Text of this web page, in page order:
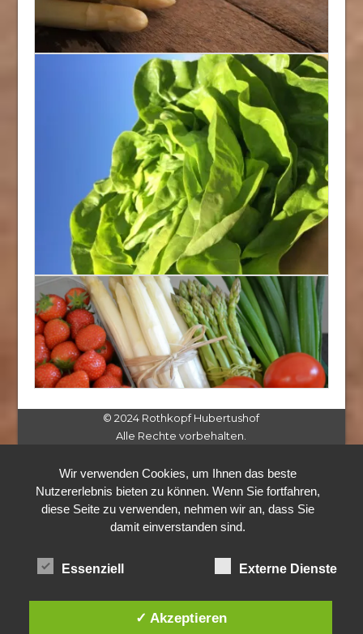
© 2024 Rothkopf Hubertushof
Alle Rechte vorbehalten.
Wir verwenden Cookies, um Ihnen das beste
Nutzererlebnis bieten zu können. Wenn Sie fortfahren,
diese Seite zu verwenden, nehmen wir an, dass Sie
damit einverstanden sind.
Essenziell Externe Dienste
✓ Akzeptieren